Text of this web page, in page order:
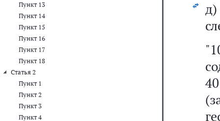
Пункт 13
Пункт 14
Пункт 15
Пункт 16
Пункт 17
Пункт 18
Статья 2
Пункт 1
Пункт 2
Пункт 3
Пункт 4